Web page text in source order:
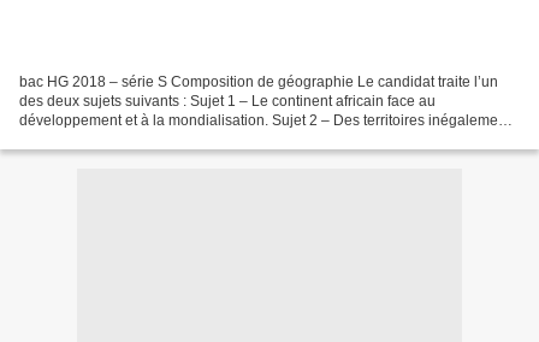
bac HG 2018 – série S Composition de géographie Le candidat traite l’un
des deux sujets suivants : Sujet 1 – Le continent africain face au
développement et à la mondialisation. Sujet 2 – Des territoires inégalement